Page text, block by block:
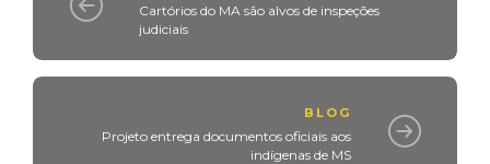
Cartórios do MA são alvos de inspeções
judiciais
BLOG
Projeto entrega documentos oficiais aos
indígenas de MS